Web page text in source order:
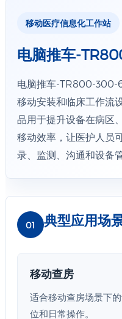
移动医疗信息化工作站
电脑推车-
电脑推车-TR800-300-
移动安装和临床工作流
品用于提升设备在病区
移动效率，让医护人员
录、监测、沟通和设备管
01 典型应用场
移动查房
适合移动查房场景下
位和日常操作。